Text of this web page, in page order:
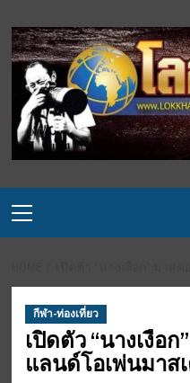
to
content
Menu
กีฬา-ท่องเที่ยว
เปิดตัว “นางเงือ
แลนด์โอเพ่นมาส